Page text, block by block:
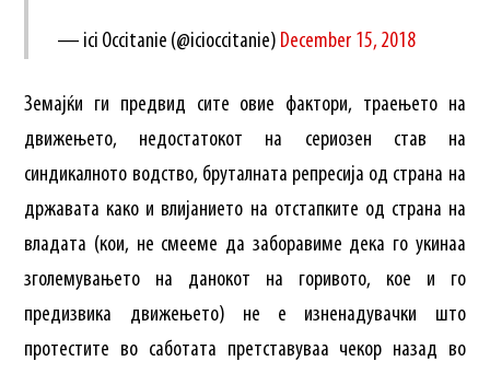
— ici Occitanie (@icioccitanie) December 15, 2018
Земајќи ги предвид сите овие фактори, траењето на
движењето, недостатокот на сериозен став на
синдикалното водство, бруталната репресија од страна на
државата како и влијанието на отстапките од страна на
владата (кои, не смееме да заборавиме дека го укинаа
зголемувањето на данокот на горивото, кое и го
предизвика движењето) не е изненадувачки што
протестите во саботата претставуваа чекор назад во